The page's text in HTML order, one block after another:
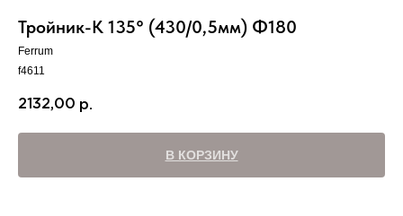
Тройник-К 135° (430/0,5мм) Ф180
Ferrum
f4611
2132,00 р.
В КОРЗИНУ